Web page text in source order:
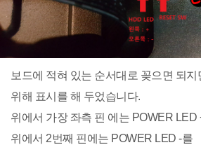
보드에 적혀 있는 순서대로 꽂으면 되
위해 표시를 해 두었습니다.
위에서 가장 좌측 핀 에는 POWER LED
위에서 2번째 핀에는 POWER LED -를